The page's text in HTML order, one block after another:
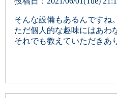
そんな設備もあるんですね。
ただ個人的な趣味にはあわ
それでも教えていただきあ